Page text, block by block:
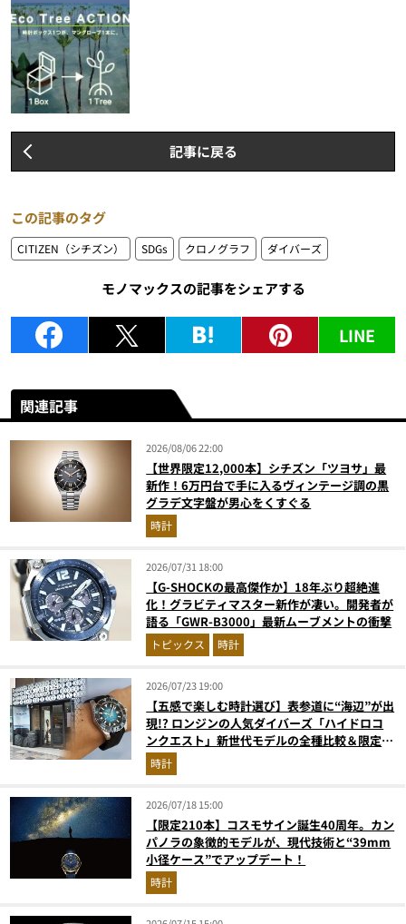
記事に戻る
この記事のタグ
CITIZEN（シチズン） SDGs クロノグラフ ダイバーズ
モノマックスの記事をシェアする
LINE
関連記事
2026/08/06 22:00
【世界限定12,000本】シチズン「ツヨサ」最
新作！6万円台で手に入るヴィンテージ調の黒
グラデ文字盤が男心をくすぐる
時計
2026/07/31 18:00
【G-SHOCKの最高傑作か】18年ぶり超絶進
化！グラビティマスター新作が凄い。開発者が
語る「GWR-B3000」最新ムーブメントの衝撃
トピックス 時計
2026/07/23 19:00
【五感で楽しむ時計選び】表参道に“海辺”が出
現!? ロンジンの人気ダイバーズ「ハイドロコ
ンクエスト」新世代モデルの全種比較＆限定品
が揃う激アツ空間へ！
時計
2026/07/18 15:00
【限定210本】コスモサイン誕生40周年。カン
パノラの象徴的モデルが、現代技術と“39mm
小径ケース”でアップデート！
時計